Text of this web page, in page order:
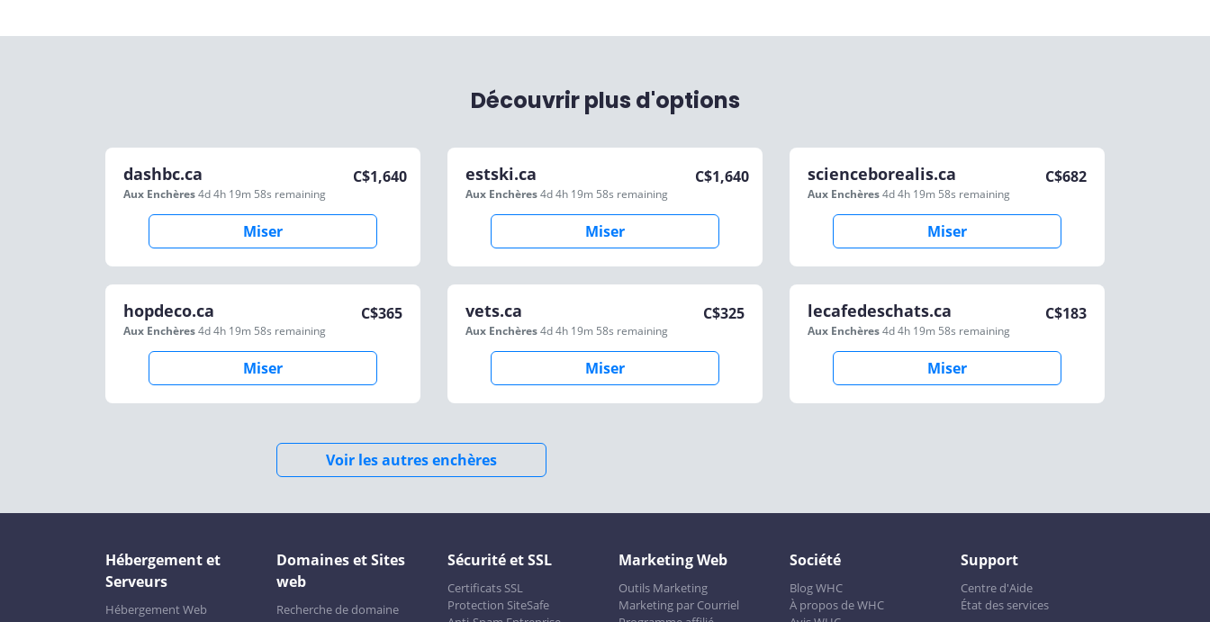
Découvrir plus d'options
dashbc.ca
Aux Enchères4d 4h 19m 58s remaining
C$1,640
Miser
estski.ca
Aux Enchères4d 4h 19m 58s remaining
C$1,640
Miser
scienceborealis.ca
Aux Enchères4d 4h 19m 58s remaining
C$682
Miser
hopdeco.ca
Aux Enchères4d 4h 19m 58s remaining
C$365
Miser
vets.ca
Aux Enchères4d 4h 19m 58s remaining
C$325
Miser
lecafedeschats.ca
Aux Enchères4d 4h 19m 58s remaining
C$183
Miser
Voir les autres enchères
Hébergement et
Serveurs
Hébergement Web
Domaines et Sites
web
Recherche de domaine
Sécurité et SSL
Certificats SSL
Protection SiteSafe
Marketing Web
Outils Marketing
Marketing par Courriel
Société
Blog WHC
À propos de WHC
Support
Centre d'Aide
État des services